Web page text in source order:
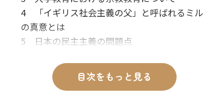
4 「イギリス社会主義の父」と呼ばれるミル
の真意とは
5 日本の民主主義の問題点
7 近代以降の政治の原理についてどう考える
目次をもっと見る